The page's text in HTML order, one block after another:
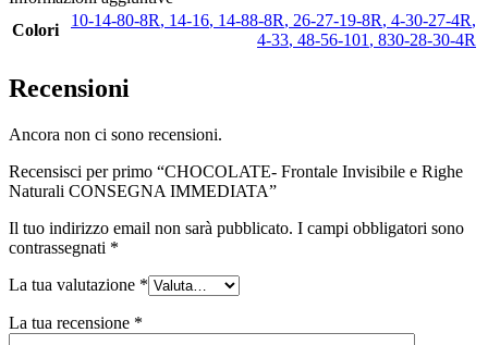
Colori
10-14-80-8R, 14-16, 14-88-8R, 26-27-19-8R, 4-30-27-4R,
4-33, 48-56-101 , 830-28-30-4R
Recensioni
Ancora non ci sono recensioni.
Recensisci per primo “CHOCOLATE- Frontale Invisibile e Righe
Naturali CONSEGNA IMMEDIATA”
Il tuo indirizzo email non sarà pubblicato. I campi obbligatori sono
contrassegnati *
La tua valutazione *
La tua recensione *